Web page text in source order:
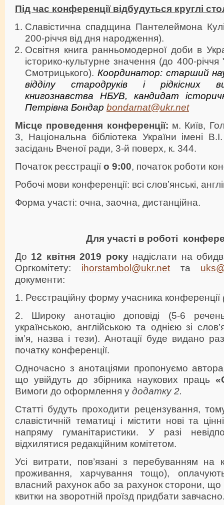
Під час конференції відбудуться круглі
Славістична спадщина Пантелеймона
200-річчя від дня народження).
Освітня книга ранньомодерної доби в
історико-культурне значення (до 400-
Смотрицького). Координатор: старший
відділу стародруків і рідкісних
книгознавства НБУВ, кандидат
Петрівна Бондар bondarnat@ukr.net
Місце проведення конференції: м. Київ,
3, Національна бібліотека України імені
засідань Вченої ради, 3-й поверх, к. 344.
Початок реєстрації о 9:00, початок роботи
Робочі мови конференції: всі слов’янські,
Форма участі: очна, заочна, дистанційна.
Для участі в роботі
До 12 квітня 2019 рокунадіслати на
Оргкомітету: ihorstambol@ukr.netта
документи:
1. Реєстраційну форму учасника конференції
2. Широку анотацію доповіді (5-6
українською, англійською та однією зі
ім’я, назва і тези). Анотації буде видано
початку конференції.
Одночасно з анотаціями пропонуємо
що увійдуть до збірника наукових праць
Вимоги до оформлення у додатку 2.
Статті будуть проходити рецензування,
славістичній тематиці і містити нові та
напряму гуманітаристики. У разі
відхилятися редакційним комітетом.
Усі витрати, пов’язані з перебуванням на
проживання, харчування тощо),
власний рахунок або за рахунок сторони,
квитки на зворотній проїзд придбати